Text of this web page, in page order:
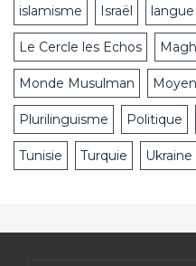
islamisme Israël
Le Cercle les Echos
Monde Musulman
Plurilinguisme Politique
Tunisie Turquie Ukraine